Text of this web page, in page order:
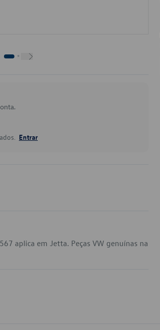
Entrar
aplica em Jetta. Peças VW genuínas na